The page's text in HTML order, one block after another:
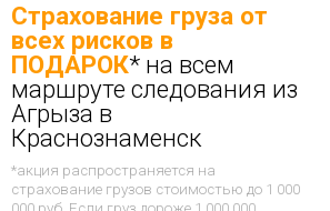
Страхование груза от
всех рисков в
ПОДАРОК* на всем
маршруте следования из
Агрыза в
Краснознаменск
*акция распространяется на
страхование грузов стоимостью до 1 000